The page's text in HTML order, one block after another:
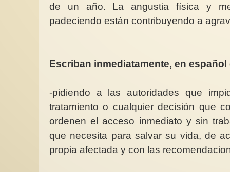
de un año. La angustia física y
padeciendo están contribuyendo a
Escriban inmediatamente, en
-pidiendo a las autoridades que
tratamiento o cualquier decisión que
ordenen el acceso inmediato y sin
que necesita para salvar su vida, de
propia afectada y con las